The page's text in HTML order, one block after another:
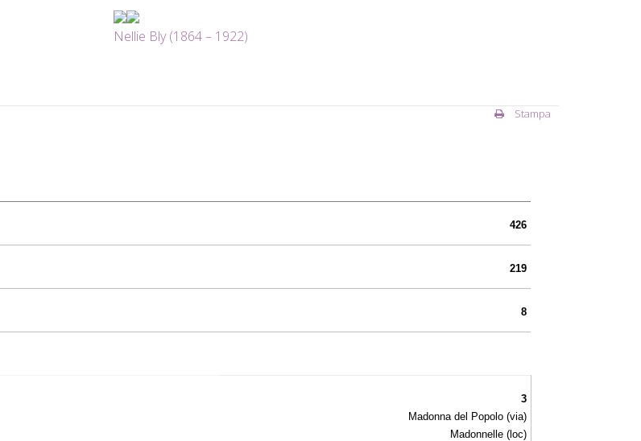
Nellie Bly (1864 – 1922)
Stampa
426
219
8
3
Madonna del Popolo (via)
Madonnelle (loc)